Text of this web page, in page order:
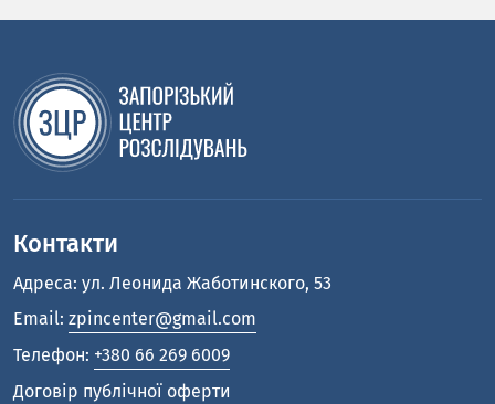
Контакти
Адреса: ул. Леонида Жаботинского, 53
Email: zpincenter@gmail.com
Телефон: +380 66 269 6009
Договір публічної оферти